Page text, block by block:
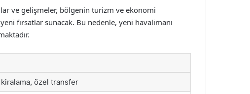
ve gelişmeler, bölgenin turizm ve ekonomi
fırsatlar sunacak. Bu nedenle, yeni havalimanı
özel transfer